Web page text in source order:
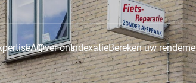
FAQOver onsIndexatieBereken uw